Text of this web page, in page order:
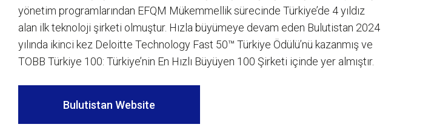
yönetim programlarından EFQM Mükemmellik sürecinde Türkiye’de 4 yıldız
alan ilk teknoloji şirketi olmuştur. Hızla büyümeye devam eden Bulutistan 2024
yılında ikinci kez Deloitte Technology Fast 50™ Türkiye Ödülü’nü kazanmış ve
TOBB Türkiye 100: Türkiye’nin En Hızlı Büyüyen 100 Şirketi içinde yer almıştır.
Bulutistan Website